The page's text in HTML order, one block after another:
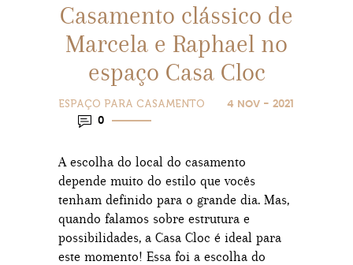
Casamento clássico de
Marcela e Raphael no
espaço Casa Cloc
ESPAÇO PARA CASAMENTO
4 NOV - 2021
0
A escolha do local do casamento
depende muito do estilo que vocês
tenham definido para o grande dia. Mas,
quando falamos sobre estrutura e
possibilidades, a Casa Cloc é ideal para
este momento! Essa foi a escolha do